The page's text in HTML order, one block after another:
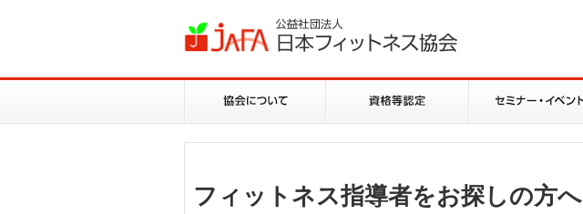
フィットネス指導者をお探しの方へ